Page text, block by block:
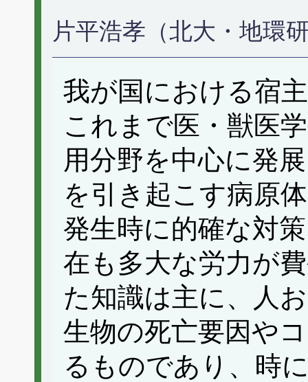
片平浩孝（北大・地環
我が国における宿
これまで医・獣医
用分野を中心に発
を引き起こす病原
発生時に的確な対
在も多大な労力が
た知識は主に、人
生物の死亡要因や
るものであり、時